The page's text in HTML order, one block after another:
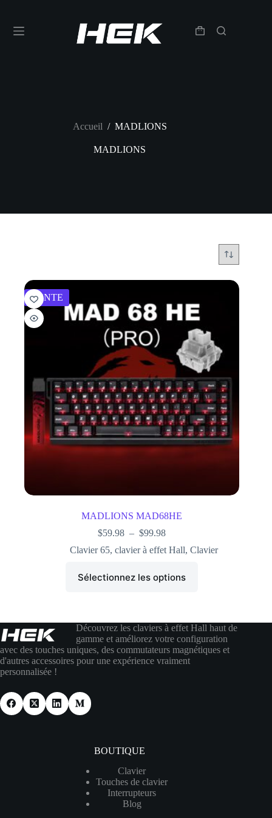
Accueil / MADLIONS
MADLIONS
VENTE
MADLIONS MAD68HE
$59.98 – $99.98
Clavier 65,clavier à effet Hall,Clavier
Sélectionnez les options
Découvrez les claviers à effet Hall haut de
gamme et améliorez votre configuration
avec des touches uniques, des commutateurs magnétiques et
d'autres accessoires pour une expérience vraiment
personnalisée !
BOUTIQUE
Clavier
Touches de clavier
Interrupteurs
Blog